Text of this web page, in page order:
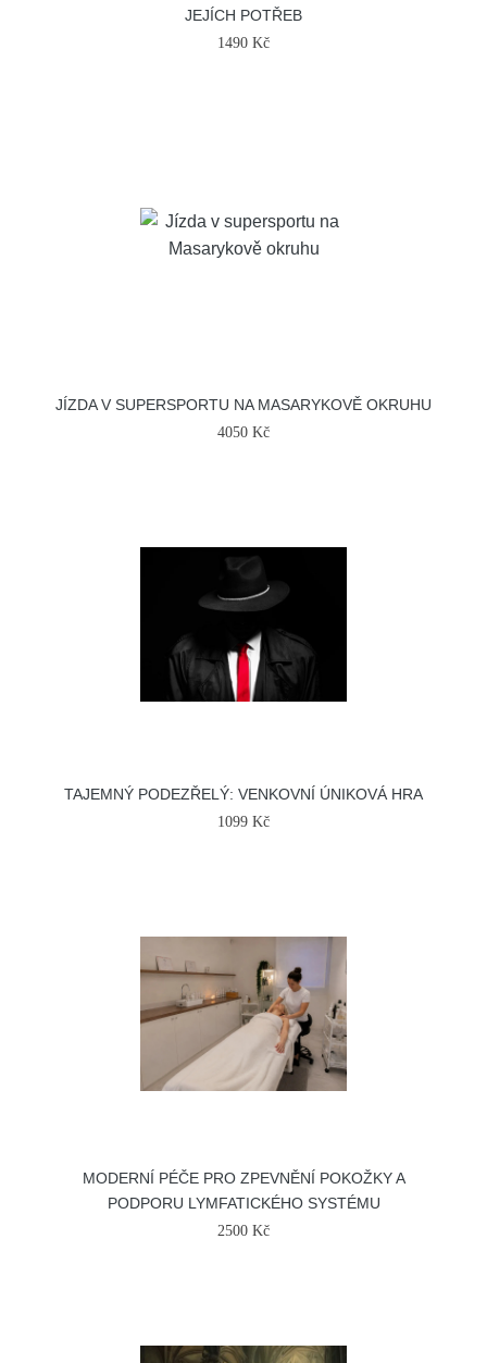
JEJÍCH POTŘEB
1490 Kč
JÍZDA V SUPERSPORTU NA MASARYKOVĚ OKRUHU
4050 Kč
TAJEMNÝ PODEZŘELÝ: VENKOVNÍ ÚNIKOVÁ HRA
1099 Kč
MODERNÍ PÉČE PRO ZPEVNĚNÍ POKOŽKY A
PODPORU LYMFATICKÉHO SYSTÉMU
2500 Kč